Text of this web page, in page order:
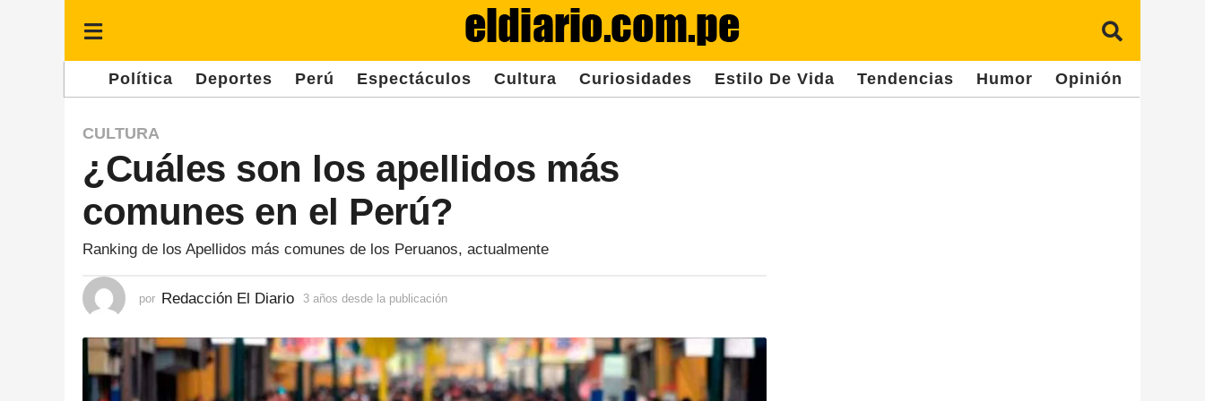
Política Deportes Perú Espectáculos Cultura Curiosidades Estilo De Vida Tendencias Humor Opinión
3
a
ñ
o
s
e
s
d
e
CULTURA
¿Cuáles son los apellidos más
comunes en el Perú?
Ranking de los Apellidos más comunes de los Peruanos, actualmente
por Redacción El Diario 3 años desde la publicación
s
d